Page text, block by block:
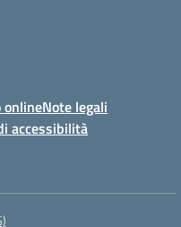
onlineNote legali
accessibilità